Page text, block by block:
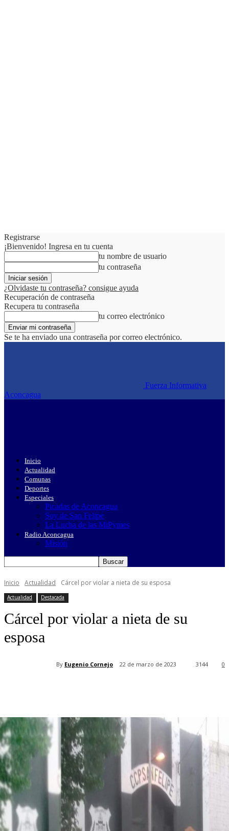
Registrarse
¡Bienvenido! Ingresa en tu cuenta
tu nombre de usuario
tu contraseña
¿Olvidaste tu contraseña? consigue ayuda
Recuperación de contraseña
Recupera tu contraseña
tu correo electrónico
Se te ha enviado una contraseña por correo electrónico.
Fuerza Informativa
Aconcagua
Inicio
Actualidad
Comunas
Deportes
Especiales
Picadas de Aconcagua
Soy de San Felipe
La Lucha de las MiPymes
Radio Aconcagua
Misión
Inicio Actualidad Cárcel por violar a nieta de su esposa
Actualidad Destacada
Cárcel por violar a nieta de su
esposa
By Eugenio Cornejo 22 de marzo de 2023 0
3144